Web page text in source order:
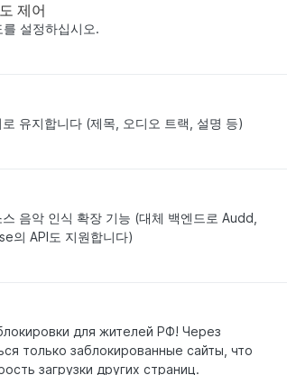
제어
설정하십시오.
유지합니다 (제목, 오디오 트랙, 설명 등)
음악 인식 확장 기능 (대체 백엔드로 Audd,
의 API도 지원합니다)
для жителей РФ! Через
только заблокированные сайты, что
загрузки других страниц.